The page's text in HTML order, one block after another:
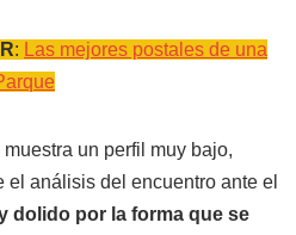
: Las mejores postales de una
un perfil muy bajo,
el análisis del encuentro ante el
dolido por la forma que se